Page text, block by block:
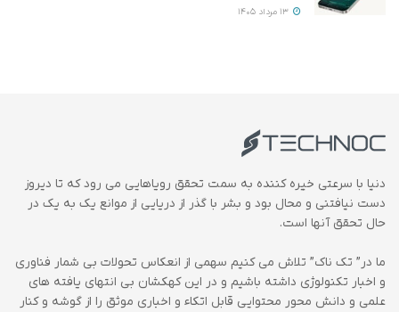
دنیا با سرعتی خیره کننده به سمت تحقق رویاهایی می رود که تا دیروز
دست نیافتنی و محال بود و بشر با گذر از دریایی از موانع یک به یک در
حال تحقق آنها است.
ما در” تک ناک” تلاش می کنیم سهمی از انعکاس تحولات بی شمار فناوری
و اخبار تکنولوژی داشته باشیم و در این کهکشان بی انتهای یافته های
علمی و دانش محور محتوایی قابل اتکاء و اخباری موثق را از گوشه و کنار